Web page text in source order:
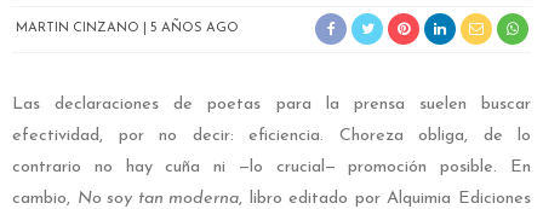
MARTIN CINZANO 5 AÑOS AGO
Las declaraciones de poetas para la prensa suelen buscar
efectividad, por no decir: eficiencia. Choreza obliga, de lo
contrario no hay cuña ni — lo crucial — promoción posible. En
cambio, No soy tan moderna, libro editado por Alquimia Ediciones